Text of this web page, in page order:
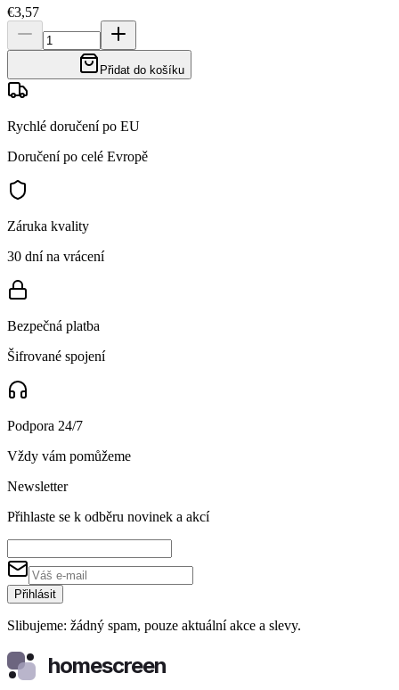
€3,57
Přidat do košíku
Rychlé doručení po EU
Doručení po celé Evropě
Záruka kvality
30 dní na vrácení
Bezpečná platba
Šifrované spojení
Podpora 24/7
Vždy vám pomůžeme
Newsletter
Přihlaste se k odběru novinek a akcí
Přihlásit
Slibujeme: žádný spam, pouze aktuální akce a slevy.
homescreen